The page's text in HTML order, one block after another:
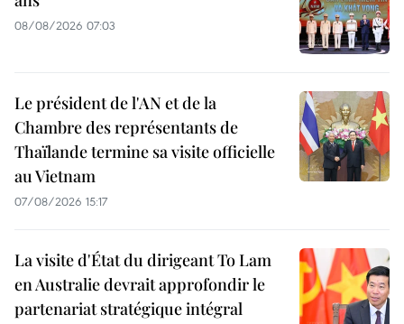
08/08/2026 07:03
Le président de l'AN et de la
Chambre des représentants de
Thaïlande termine sa visite officielle
au Vietnam
07/08/2026 15:17
La visite d'État du dirigeant To Lam
en Australie devrait approfondir le
partenariat stratégique intégral